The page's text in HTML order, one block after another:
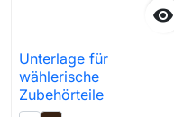

Unterlage für
wählerische
Zubehörteile